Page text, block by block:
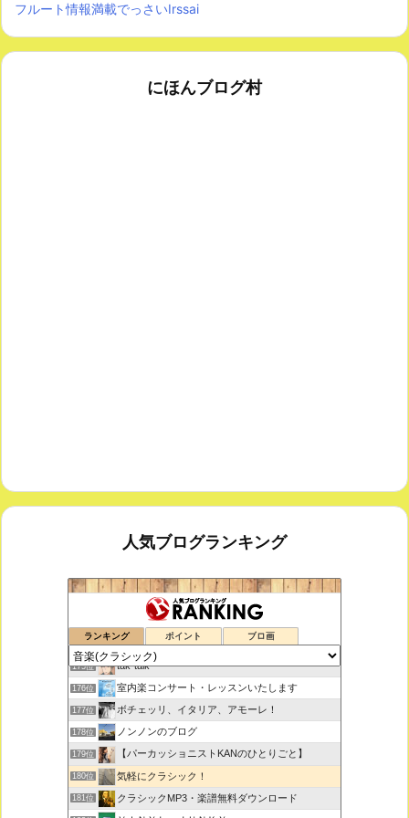
フルート情報満載でっさいIrssai
にほんブログ村
人気ブログランキング
ランキング ポイント ブロ画
鑑賞空間・忘れられない作品
174位 思えば遠くへ来たもんだ
175位 tak-talk
176位 室内楽コンサート・レッスンいたします
177位 ボチェッリ、イタリア、アモーレ！
178位 ノンノンのブログ
179位 【パーカッショニストKANのひとりごと】
180位 気軽にクラシック！
181位 クラシックMP3・楽譜無料ダウンロード